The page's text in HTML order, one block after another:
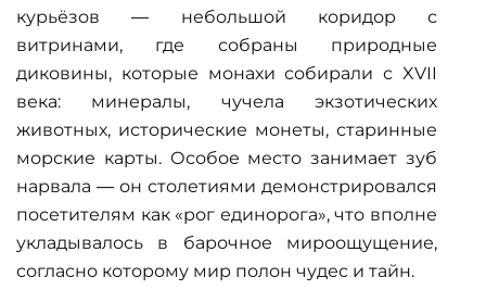
курьёзов — небольшой коридор с
витринами, где собраны природные
диковины, которые монахи собирали с XVII
века: минералы, чучела экзотических
животных, исторические монеты, старинные
морские карты. Особое место занимает зуб
нарвала — он столетиями демонстрировался
посетителям как «рог единорога», что вполне
укладывалось в барочное мироощущение,
согласно которому мир полон чудес и тайн.